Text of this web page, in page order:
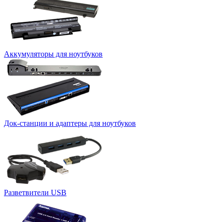
Аккумуляторы для ноутбуков
Док-станции и адаптеры для ноутбуков
Разветвители USB